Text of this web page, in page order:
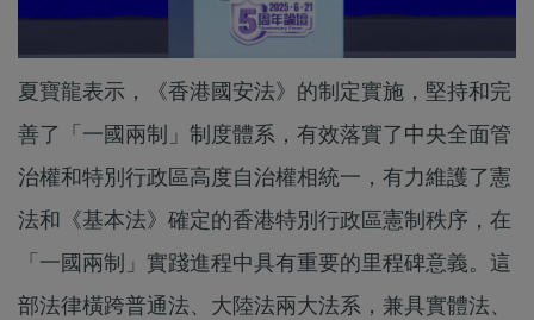
夏寶龍表示，《香港國安法》的制定實施，堅持和完
善了「一國兩制」制度體系，有效落實了中央全面管
治權和特別行政區高度自治權相統一，有力維護了憲
法和《基本法》確定的香港特別行政區憲制秩序，在
「一國兩制」實踐進程中具有重要的里程碑意義。這
部法律橫跨普通法、大陸法兩大法系，兼具實體法、